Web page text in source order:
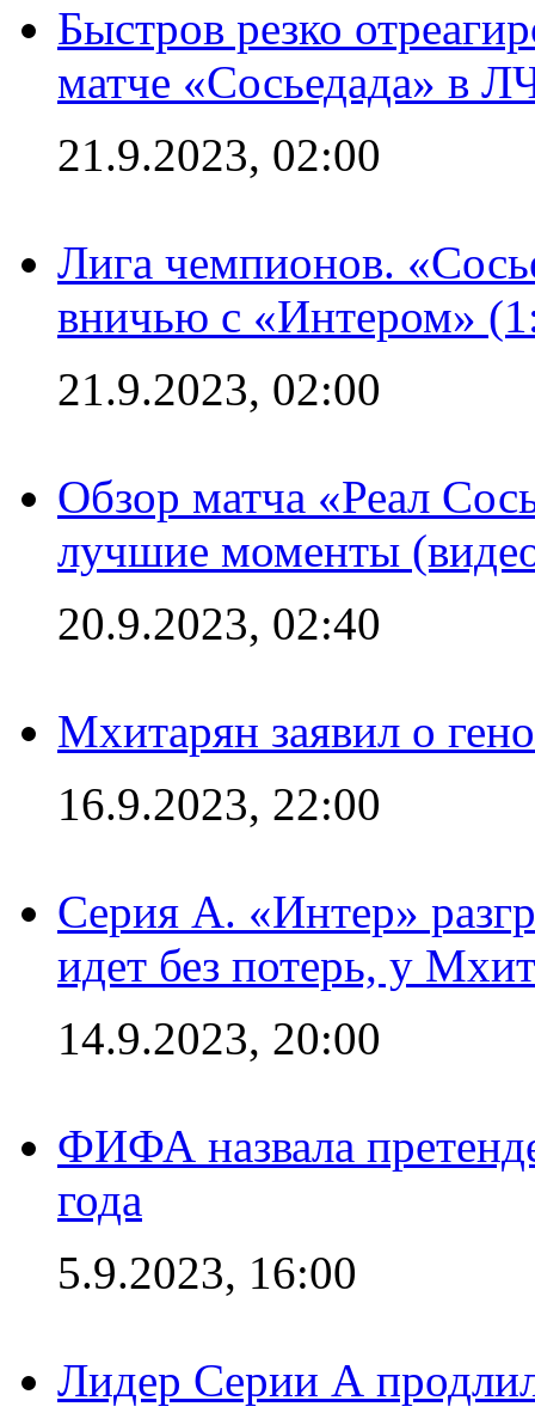
Быстров резко
матче «Сосьедада» в
21.9.2023, 02:00
Лига чемпионов.
вничью с «Интером»
21.9.2023, 02:00
Обзор матча «Реал
лучшие моменты
20.9.2023, 02:40
Мхитарян заявил о
16.9.2023, 22:00
Серия А. «Интер»
идет без потерь, у
14.9.2023, 20:00
ФИФА назвала
года
5.9.2023, 16:00
Лидер Серии А